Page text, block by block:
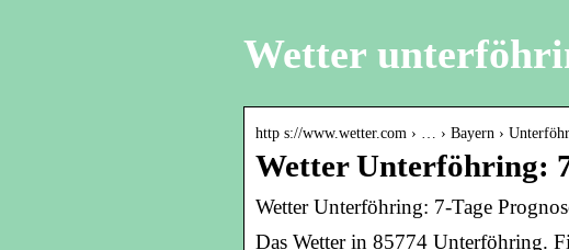
Wetter
http s://www.wetter.com › … › Bayern ›
Wetter Unterföhring:
Wetter Unterföhring: 7-Tage
Das Wetter in 85774 Unterföhring.